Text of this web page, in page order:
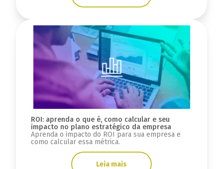
ROI: aprenda o que é, como calcular e seu
impacto no plano estratégico da empresa
Aprenda o impacto do ROI para sua empresa e
como calcular essa métrica.
Leia mais